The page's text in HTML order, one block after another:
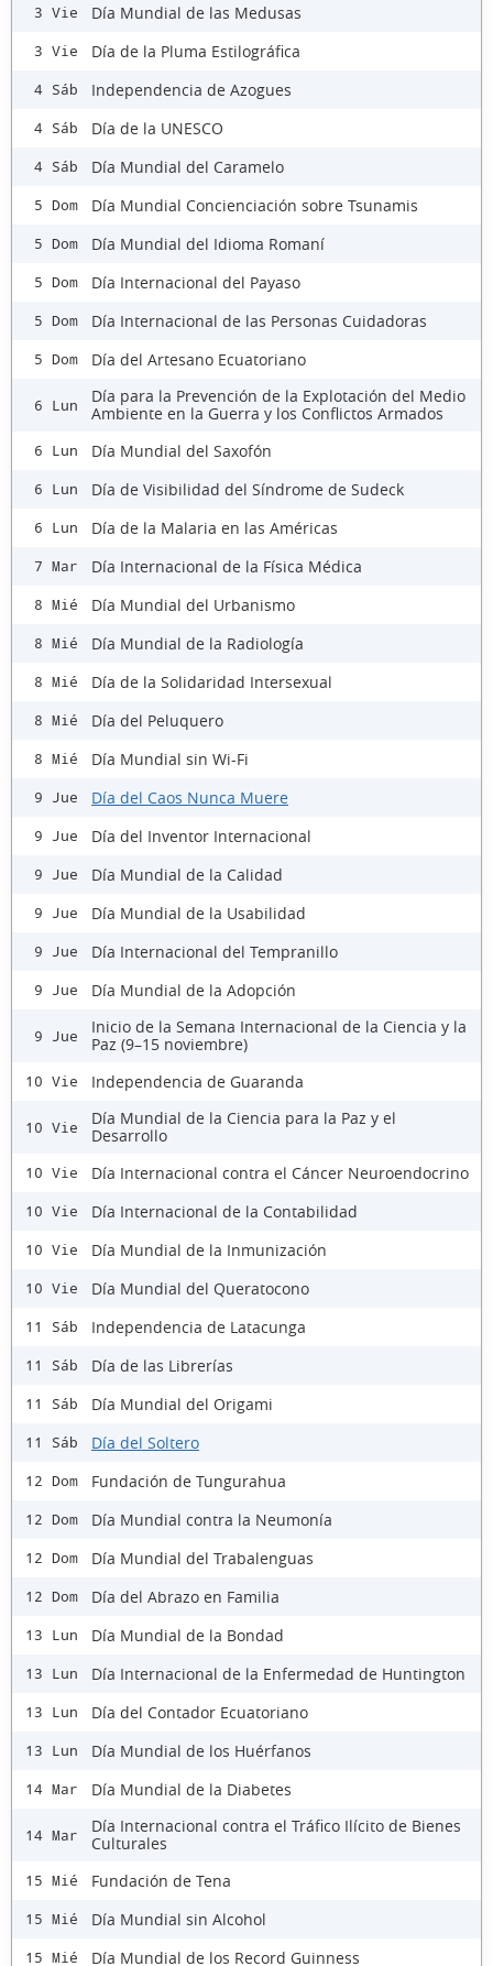
3 Vie Día Mundial de las Medusas
3 Vie Día de la Pluma Estilográfica
4 Sáb Independencia de Azogues
4 Sáb Día de la UNESCO
4 Sáb Día Mundial del Caramelo
5 Dom Día Mundial Concienciación sobre Tsunamis
5 Dom Día Mundial del Idioma Romaní
5 Dom Día Internacional del Payaso
5 Dom Día Internacional de las Personas Cuidadoras
5 Dom Día del Artesano Ecuatoriano
6 Lun
Día para la Prevención de la Explotación del Medio
Ambiente en la Guerra y los Conflictos Armados
6 Lun Día Mundial del Saxofón
6 Lun Día de Visibilidad del Síndrome de Sudeck
6 Lun Día de la Malaria en las Américas
7 Mar Día Internacional de la Física Médica
8 Mié Día Mundial del Urbanismo
8 Mié Día Mundial de la Radiología
8 Mié Día de la Solidaridad Intersexual
8 Mié Día del Peluquero
8 Mié Día Mundial sin Wi-Fi
9 Jue Día del Caos Nunca Muere
9 Jue Día del Inventor Internacional
9 Jue Día Mundial de la Calidad
9 Jue Día Mundial de la Usabilidad
9 Jue Día Internacional del Tempranillo
9 Jue Día Mundial de la Adopción
9 Jue
Inicio de la Semana Internacional de la Ciencia y la
Paz (9–15 noviembre)
10 Vie Independencia de Guaranda
10 Vie
Día Mundial de la Ciencia para la Paz y el
Desarrollo
10 Vie Día Internacional contra el Cáncer Neuroendocrino
10 Vie Día Internacional de la Contabilidad
10 Vie Día Mundial de la Inmunización
10 Vie Día Mundial del Queratocono
11 Sáb Independencia de Latacunga
11 Sáb Día de las Librerías
11 Sáb Día Mundial del Origami
11 Sáb Día del Soltero
12 Dom Fundación de Tungurahua
12 Dom Día Mundial contra la Neumonía
12 Dom Día Mundial del Trabalenguas
12 Dom Día del Abrazo en Familia
13 Lun Día Mundial de la Bondad
13 Lun Día Internacional de la Enfermedad de Huntington
13 Lun Día del Contador Ecuatoriano
13 Lun Día Mundial de los Huérfanos
14 Mar Día Mundial de la Diabetes
14 Mar
Día Internacional contra el Tráfico Ilícito de Bienes
Culturales
15 Mié Fundación de Tena
15 Mié Día Mundial sin Alcohol
15 Mié Día Mundial de los Record Guinness